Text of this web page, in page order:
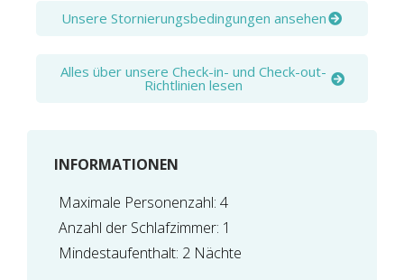
INFORMATIONEN
Maximale Personenzahl: 4
Anzahl der Schlafzimmer: 1
Mindestaufenthalt: 2 Nächte
Unsere Stornierungsbedingungen ansehen
Alles über unsere Check-in- und Check-out-
Richtlinien lesen